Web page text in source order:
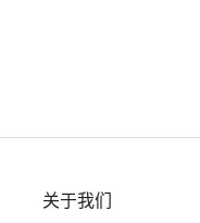
关于我们